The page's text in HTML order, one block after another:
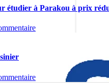
étudier à Parakou à prix